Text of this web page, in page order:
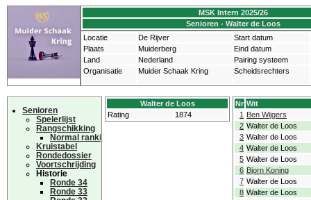
MSK Intern 2025/26
Senioren - Walter de Loos
Locatie
De Rijver
Start datum
Plaats
Muiderberg
Eind datum
Land
Nederland
Pairing systeem
Organisatie
Muider Schaak Kring Scheidsrechters
Senioren
Spelerlijst
Rangschikking
Normal ranking
Kruistabel
Rondedossier
Voortschrijding
Historie
Ronde 34
Ronde 33
Walter de Loos
Rating
1874
Nr Wit
1 Ben Wijgers
2 Walter de Loos
3 Walter de Loos
4 Walter de Loos
5 Walter de Loos
6 Bjorn Koning
7 Walter de Loos
8 Walter de Loos